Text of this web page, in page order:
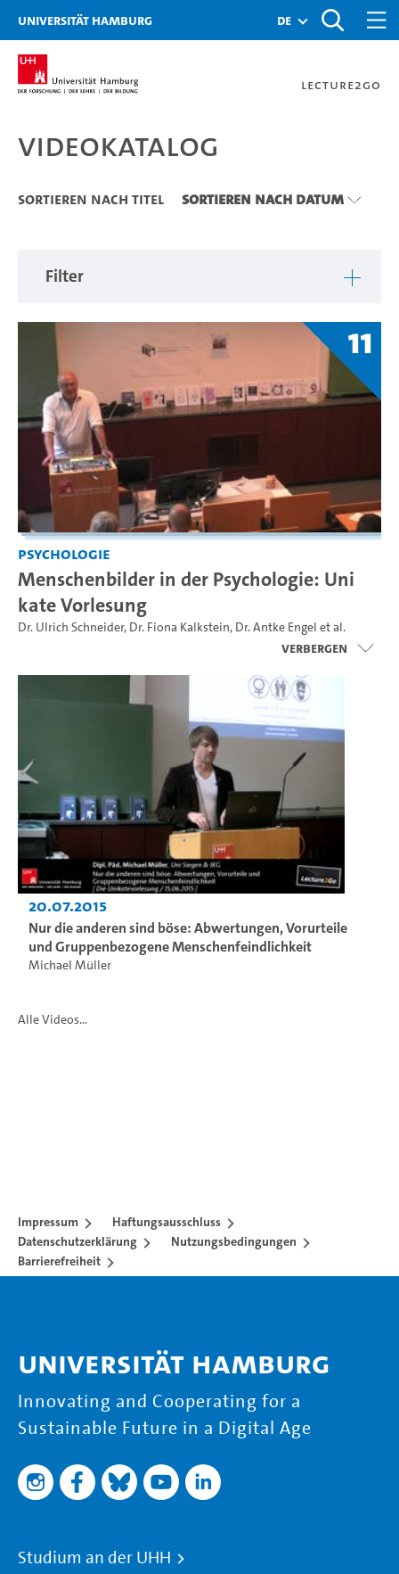
Zu den Filtern
Zur Metanavigation
Zur Hauptnavigation
Zur Suche
Zum Inhalt
Zum Seitenfuss
Universität Hamburg de
Lecture2Go
Videokatalog
Videokatalog
Sortieren nach Titel Sortieren nach Datum
Filter
11
Psychologie
Menschenbilder in der Psychologie: Uni
kate Vorlesung
Dr. Ulrich Schneider, Dr. Fiona Kalkstein, Dr. Antke Engel et al.
Verbergen
20.07.2015
Nur die anderen sind böse: Abwertungen, Vorurteile
und Gruppenbezogene Menschenfeindlichkeit
Michael Müller
Alle Videos...
Impressum
Haftungsausschluss
Datenschutzerklärung
Nutzungsbedingungen
Barrierefreiheit
Universität Hamburg
Innovating and Cooperating for a
Sustainable Future in a Digital Age
Studium an der UHH